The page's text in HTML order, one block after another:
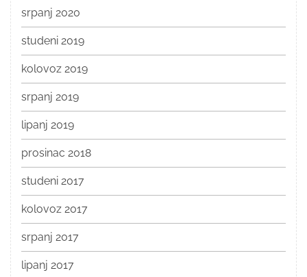
srpanj 2020
studeni 2019
kolovoz 2019
srpanj 2019
lipanj 2019
prosinac 2018
studeni 2017
kolovoz 2017
srpanj 2017
lipanj 2017